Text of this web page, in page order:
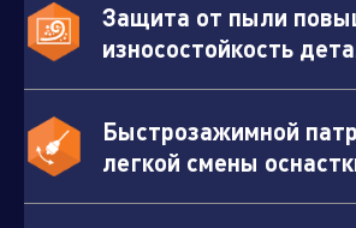
Защита от пыли
износостойкость
Быстрозажимной
легкой смены